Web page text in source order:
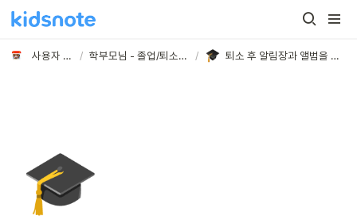
사용자 가이드 / 학부모님 - 졸업/퇴소 후 활용하기 / 퇴소 후 알림장과 앨범을 보고 싶다면?
🎓